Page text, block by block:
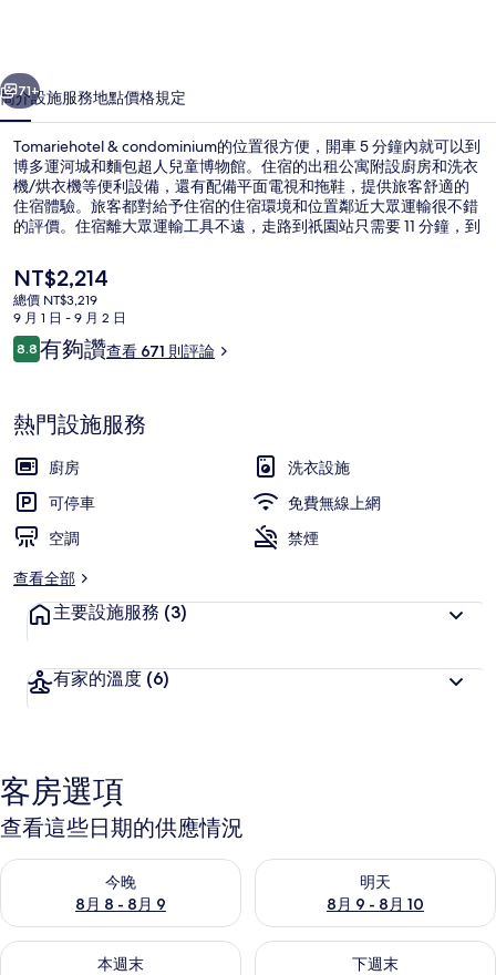
個 下一個
71+
簡介設施服務地點價格規定
Tomariehotel & condominium的位置很方便，開車 5 分鐘內就可以到
博多運河城和麵包超人兒童博物館。住宿的出租公寓附設廚房和洗衣
機/烘衣機等便利設備，還有配備平面電視和拖鞋，提供旅客舒適的
住宿體驗。旅客都對給予住宿的住宿環境和位置鄰近大眾運輸很不錯
的評價。住宿離大眾運輸工具不遠，走路到祇園站只需要 11 分鐘，到
目
前
的
價
格
NT$2,214
總價 NT$3,219
9 月 1 日 - 9 月 2 日
評
論
8.88.8 分，滿分 10 分，
有夠讚查看 671 則評論
熱門設施服務
廚房
洗衣設施
可停車
免費無線上網
空調
禁煙
查看全部
主要設施服務 (3)
有家的溫度 (6)
客房選項
查看這些日期的供應情況
今晚
8月 8 - 8月 9
查看今晚 (8月 8 - 8月 9) 的供應情況
明天
8月 9 - 8月 10
查看明天 (8月 9 - 8月 10) 的供
本週末
查看本週末 (8月 14 - 8月 16) 的供應情況
下週末
查看下週末 (8月 21 - 8月 23)